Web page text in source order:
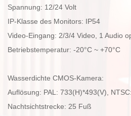
Spannung: 12/24 Volt
IP-Klasse des Monitors: IP54
Video-Eingang: 2/3/4 Video, 1 Audio
Betriebstemperatur: -20°C ~ +70°C
Wasserdichte CMOS-Kamera:
Auflösung: PAL: 733(H)*493(V),
Nachtsichtstrecke: 25 Fuß